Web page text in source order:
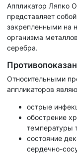
Аппликатор Ляпко
представляет
закрепленными на
организма
серебра.
Относительными
аппликаторов
острые
обострение
температуры
состояние
сердечно-